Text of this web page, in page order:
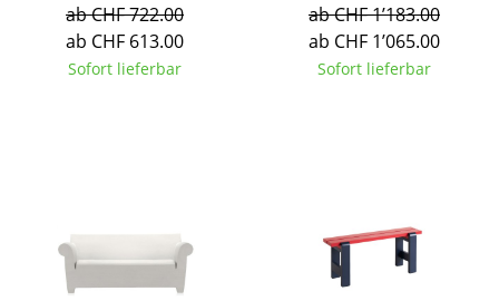
Betten
Doppelbetten
Nachttische & Bettzubehör
... alle Betten
ab CHF 722.00
ab CHF 613.00
Sofort lieferbar
ab CHF 1’183.00
ab CHF 1’065.00
Sofort lieferbar